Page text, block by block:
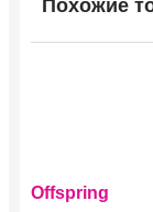
Похожие
Offspring